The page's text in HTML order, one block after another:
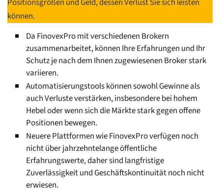
Positionsgrößen und Geld, dessen Verlust Sie sich leisten
können.
Da FinovexPro mit verschiedenen Brokern
zusammenarbeitet, können Ihre Erfahrungen und Ihr
Schutz je nach dem Ihnen zugewiesenen Broker stark
variieren.
Automatisierungstools können sowohl Gewinne als
auch Verluste verstärken, insbesondere bei hohem
Hebel oder wenn sich die Märkte stark gegen offene
Positionen bewegen.
Neuere Plattformen wie FinovexPro verfügen noch
nicht über jahrzehntelange öffentliche
Erfahrungswerte, daher sind langfristige
Zuverlässigkeit und Geschäftskontinuität noch nicht
erwiesen.